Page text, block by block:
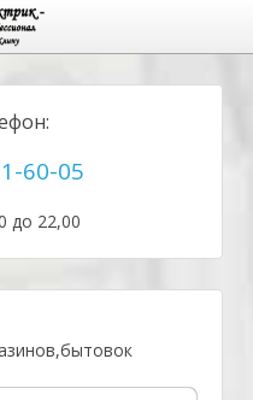
60-05
до 22,00